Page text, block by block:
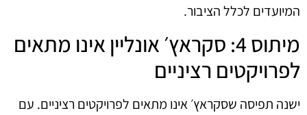
המיועדים לכלל הציבור.
מיתוס 4: סקראץ׳ אונליין אינו מתאים
לפרויקטים רציניים
ישנה תפיסה שסקראץ׳ אינו מתאים לפרויקטים רציניים. עם